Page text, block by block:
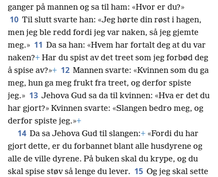
ganger på mannen og sa til ham: «Hvor er du?»
10 Til slutt svarte han: «Jeg hørte din røst i hagen,
men jeg ble redd fordi jeg var naken, så jeg gjemte
meg.» 11 Da sa han: «Hvem har fortalt deg at du var
naken?+ Har du spist av det treet som jeg forbød deg
å spise av?»+ 12 Mannen svarte: «Kvinnen som du ga
meg, hun ga meg frukt fra treet, og derfor spiste
jeg.» 13 Jehova Gud sa da til kvinnen: «Hva er det du
har gjort?» Kvinnen svarte: «Slangen bedro meg, og
derfor spiste jeg.»+
14 Da sa Jehova Gud til slangen:+ «Fordi du har
gjort dette, er du forbannet blant alle husdyrene og
alle de ville dyrene. På buken skal du krype, og du
skal spise støv så lenge du lever. 15 Og jeg skal sette